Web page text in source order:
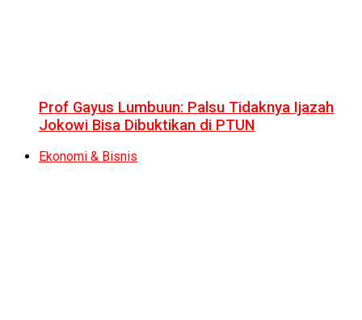
Prof Gayus Lumbuun: Palsu Tidaknya Ijazah
Jokowi Bisa Dibuktikan di PTUN
Ekonomi & Bisnis